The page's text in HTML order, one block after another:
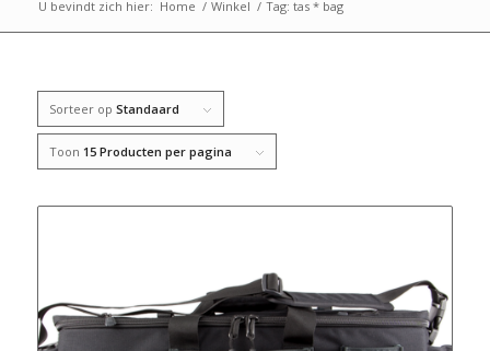
U bevindt zich hier: Home / Winkel / Tag: tas * bag
Sorteer op Standaard
Toon 15 Producten per pagina